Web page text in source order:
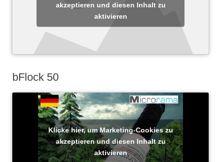
akzeptieren und diesen Inhalt zu
aktivieren
bFlock 50
Klicke hier, um Marketing-Cookies zu
akzeptieren und diesen Inhalt zu
aktivieren